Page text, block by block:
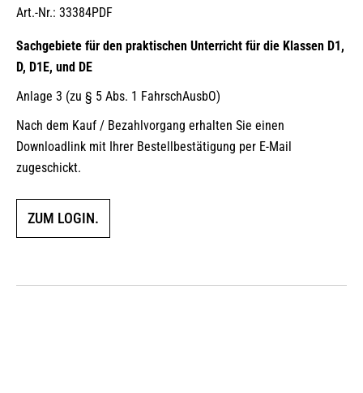
Art.-Nr.: 33384PDF
Sachgebiete für den praktischen Unterricht für die Klassen D1,
D, D1E, und DE
Anlage 3 (zu § 5 Abs. 1 FahrschAusbO)
Nach dem Kauf / Bezahlvorgang erhalten Sie einen
Downloadlink mit Ihrer Bestellbestätigung per E-Mail
zugeschickt.
ZUM LOGIN.